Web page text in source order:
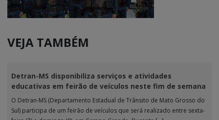
VEJA TAMBÉM
Detran-MS disponibiliza serviços e atividades
educativas em feirão de veículos neste fim de semana
O Detran-MS (Departamento Estadual de Trânsito de Mato Grosso do
Sul) participa de um feirão de veículos que será realizado entre sexta-